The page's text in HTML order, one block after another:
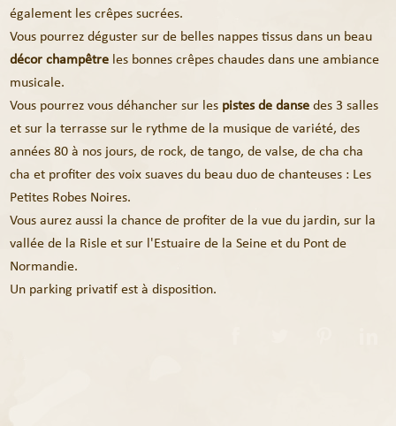
également les crêpes sucrées.
Vous pourrez déguster sur de belles nappes tissus dans un beau
décor champêtre les bonnes crêpes chaudes dans une ambiance
musicale.
Vous pourrez vous déhancher sur les pistes de dansedes 3 salles
et sur la terrasse sur le rythme de la musique de variété, des
années 80 à nos jours, de rock, de tango, de valse, de cha cha
cha et profiter des voix suaves du beau duo de chanteuses : Les
Petites Robes Noires.
Vous aurez aussi la chance de profiter de la vue du jardin, sur la
vallée de la Risle et sur l'Estuaire de la Seine et du Pont de
Normandie.
Un parking privatif est à disposition.